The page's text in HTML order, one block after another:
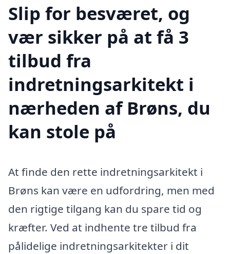
Slip for besværet, og
vær sikker på at få 3
tilbud fra
indretningsarkitekt i
nærheden af Brøns, du
kan stole på
At finde den rette indretningsarkitekt i
Brøns kan være en udfordring, men med
den rigtige tilgang kan du spare tid og
kræfter. Ved at indhente tre tilbud fra
pålidelige indretningsarkitekter i dit